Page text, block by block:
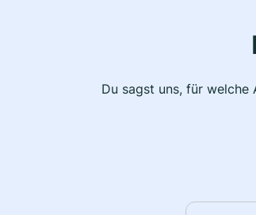
Du sagst uns, für